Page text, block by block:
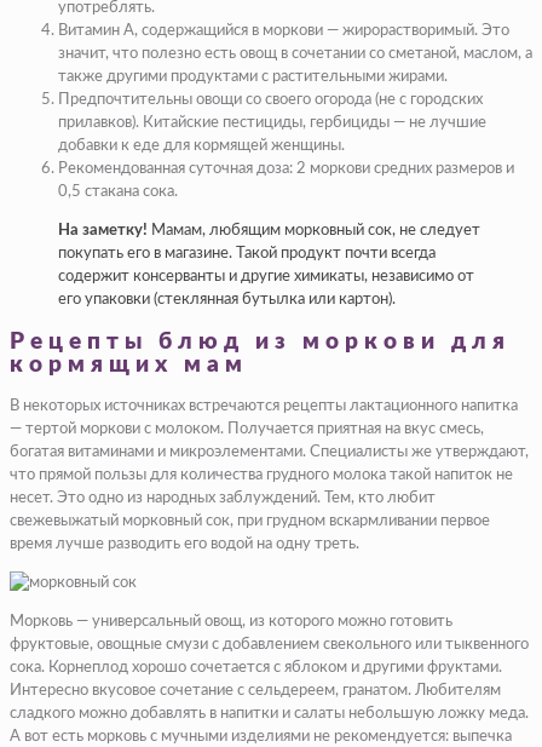
употреблять.
Витамин А, содержащийся в моркови — жирорастворимый. Это
значит, что полезно есть овощ в сочетании со сметаной, маслом, а
также другими продуктами с растительными жирами.
Предпочтительны овощи со своего огорода (не с городских
прилавков). Китайские пестициды, гербициды — не лучшие
добавки к еде для кормящей женщины.
Рекомендованная суточная доза: 2 моркови средних размеров и
0,5 стакана сока.
На заметку! Мамам, любящим морковный сок, не следует
покупать его в магазине. Такой продукт почти всегда
содержит консерванты и другие химикаты, независимо от
его упаковки (стеклянная бутылка или картон).
Рецепты блюд из моркови для
кормящих мам
В некоторых источниках встречаются рецепты лактационного напитка
— тертой моркови с молоком. Получается приятная на вкус смесь,
богатая витаминами и микроэлементами. Специалисты же утверждают,
что прямой пользы для количества грудного молока такой напиток не
несет. Это одно из народных заблуждений. Тем, кто любит
свежевыжатый морковный сок, при грудном вскармливании первое
время лучше разводить его водой на одну треть.
Морковь — универсальный овощ, из которого можно готовить
фруктовые, овощные смузи с добавлением свекольного или тыквенного
сока. Корнеплод хорошо сочетается с яблоком и другими фруктами.
Интересно вкусовое сочетание с сельдереем, гранатом. Любителям
сладкого можно добавлять в напитки и салаты небольшую ложку меда.
А вот есть морковь с мучными изделиями не рекомендуется: выпечка